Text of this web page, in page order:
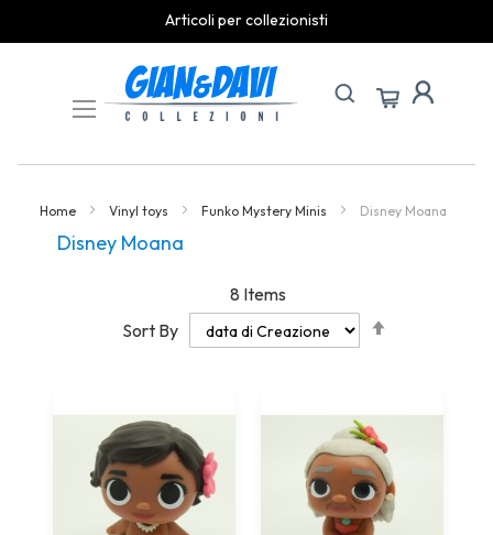
Articoli per collezionisti
Content
Home Vinyl toys Funko Mystery Minis Disney Moana
Disney Moana
8 Items
Sort By